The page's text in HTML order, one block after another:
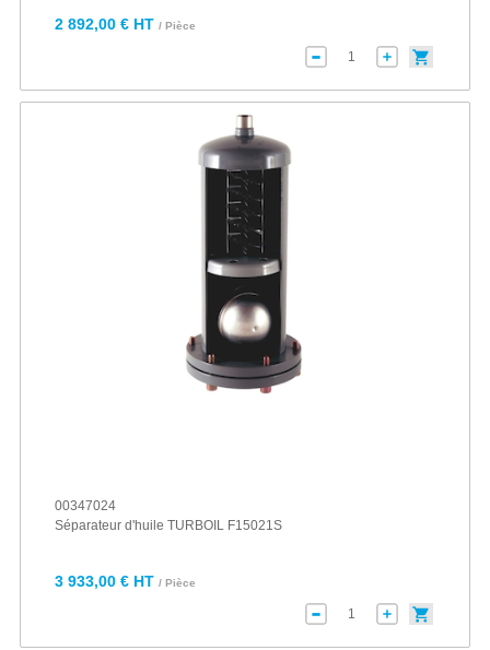
2 892,00 € HT / Pièce
00347024
Séparateur d'huile TURBOIL F15021S
3 933,00 € HT / Pièce